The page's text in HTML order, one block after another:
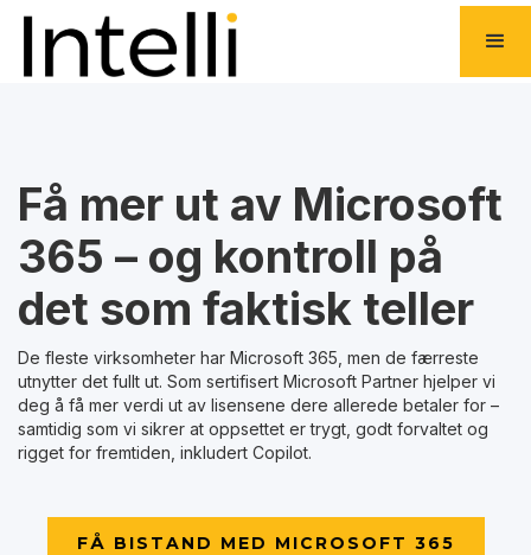
Få mer ut av Microsoft
365 – og kontroll på
det som faktisk teller
De fleste virksomheter har Microsoft 365, men de færreste
utnytter det fullt ut. Som sertifisert Microsoft Partner hjelper vi
deg å få mer verdi ut av lisensene dere allerede betaler for –
samtidig som vi sikrer at oppsettet er trygt, godt forvaltet og
rigget for fremtiden, inkludert Copilot.
FÅ BISTAND MED MICROSOFT 365